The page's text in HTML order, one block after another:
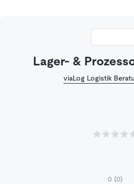
Lager- &
viaLog Logistik
0 (0)